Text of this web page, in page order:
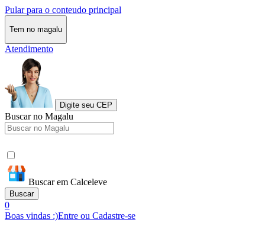
Pular para o conteudo principal
Tem no magalu
Atendimento
Digite seu CEP
Buscar no Magalu
Buscar em Calceleve
Buscar
0
Boas vindas :)Entre ou Cadastre-se